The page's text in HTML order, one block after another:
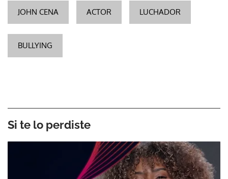
JOHN CENA ACTOR LUCHADOR
BULLYING
Si te lo perdiste